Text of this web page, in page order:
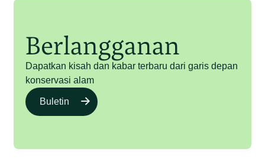
Berlangganan
Dapatkan kisah dan kabar terbaru dari garis depan
konservasi alam
Buletin